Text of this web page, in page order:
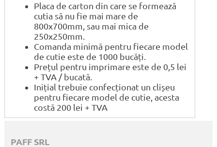
Placa de carton din care se formează
cutia să nu fie mai mare de
800x700mm, sau mai mica de
250x250mm.
Comanda minimă pentru fiecare model
de cutie este de 1000 bucăți.
Prețul pentru imprimare este de 0,5 lei
+ TVA / bucată.
Inițial trebuie confecționat un clișeu
pentru fiecare model de cutie, acesta
costă 200 lei + TVA
PAFF SRL